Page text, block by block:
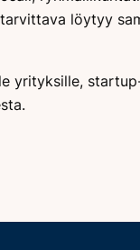
löytyy
yrityksille,